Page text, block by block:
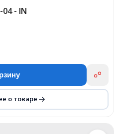
- IN
о товаре